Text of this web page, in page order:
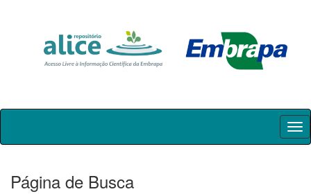
Skip
Página de Busca